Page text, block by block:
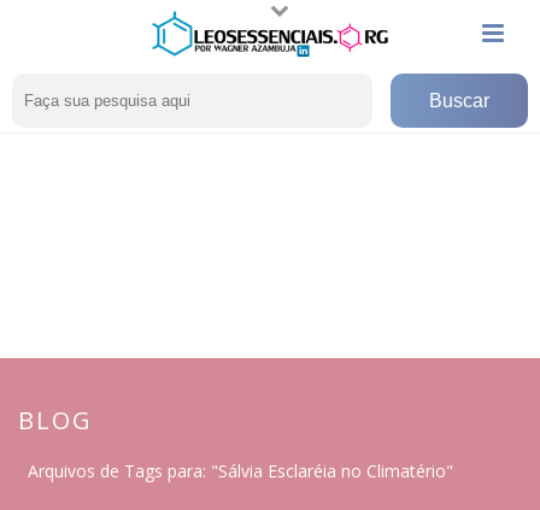
BLOG
Arquivos de Tags para: "Sálvia Esclaréia no Climatério"